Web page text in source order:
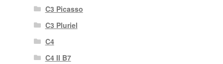
C3 Picasso
C3 Pluriel
C4
C4 II B7